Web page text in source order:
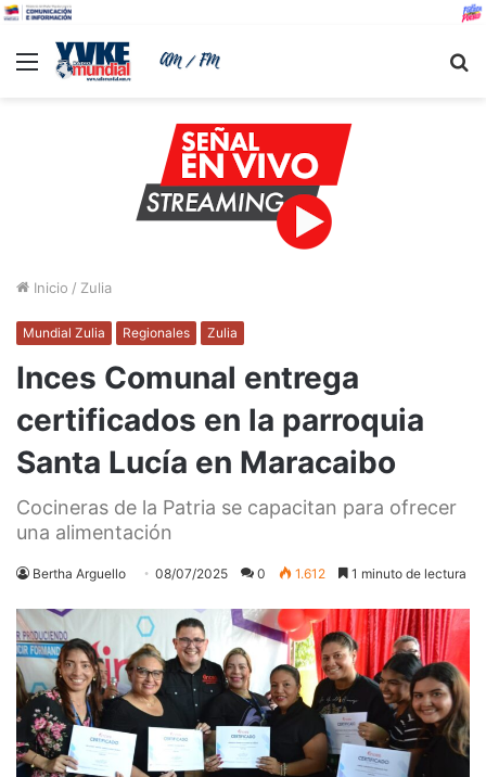
Menu
Inicio / Zulia
Mundial Zulia Regionales Zulia
Inces Comunal entrega
certificados en la parroquia
Santa Lucía en Maracaibo
Cocineras de la Patria se capacitan para ofrecer
una alimentación
Bertha Arguello 08/07/2025 0 1.612 1 minuto de lectura